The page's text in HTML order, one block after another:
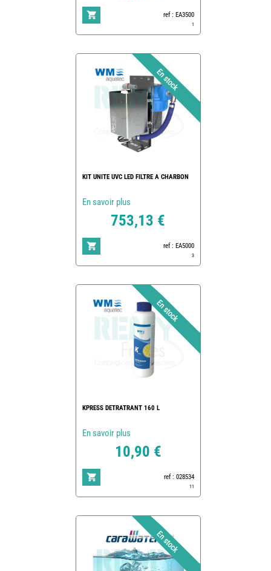
ref : EA3500
1
KIT UNITE UVC LED FILTRE A CHARBON
En savoir plus
753,13 €
ref : EA5000
3
KPRESS DETRATRANT 160 L
En savoir plus
10,90 €
ref : 028534
11